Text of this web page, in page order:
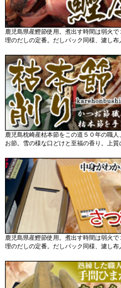
鹿児島県産鰹節使用。煮出す時間は弱火
理のだしの定番。だしパック同様、濾し布
鹿児島枕崎産枯本節をこの道５０年の職
お節。雪の様な口どけと至福の香り。上質
鹿児島県産鰹節使用。煮出す時間は弱火
理のだしの定番。だしパック同様、濾し布